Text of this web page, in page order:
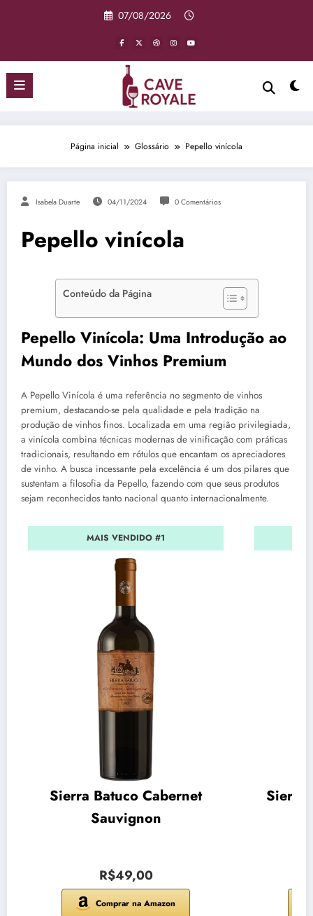
07/08/2026
Página inicial Glossário Pepello vinícola
Isabela Duarte 04/11/2024 0 Comentários
Pepello vinícola
Conteúdo da Página
Pepello Vinícola: Uma Introdução ao
Mundo dos Vinhos Premium
A Pepello Vinícola é uma referência no segmento de vinhos
premium, destacando-se pela qualidade e pela tradição na
produção de vinhos finos. Localizada em uma região privilegiada,
a vinícola combina técnicas modernas de vinificação com práticas
tradicionais, resultando em rótulos que encantam os apreciadores
de vinho. A busca incessante pela excelência é um dos pilares que
sustentam a filosofia da Pepello, fazendo com que seus produtos
sejam reconhecidos tanto nacional quanto internacionalmente.
MAIS VENDIDO #1
Sierra Batuco Cabernet
Sauvignon
R$49,00
Comprar na Amazon
Sierra